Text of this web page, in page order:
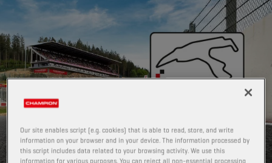
Our site enables script (e.g. cookies) that is able to read, store, and write
information on your browser and in your device. The information processed by
this script includes data related to your browsing activity. We use this
information for various purposes. You can reject all non-essential processing